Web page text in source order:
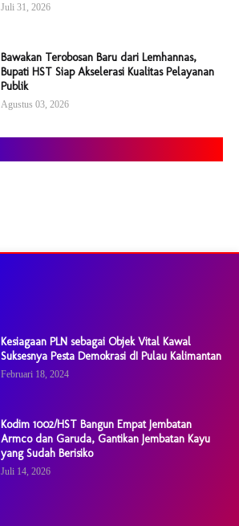
Juli 31, 2026
Bawakan Terobosan Baru dari Lemhannas,
Bupati HST Siap Akselerasi Kualitas Pelayanan
Publik
Agustus 03, 2026
Kesiagaan PLN sebagai Objek Vital Kawal
Suksesnya Pesta Demokrasi dI Pulau Kalimantan
Februari 18, 2024
Kodim 1002/HST Bangun Empat Jembatan
Armco dan Garuda, Gantikan Jembatan Kayu
yang Sudah Berisiko
Juli 14, 2026